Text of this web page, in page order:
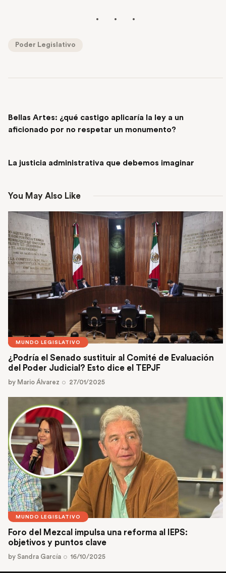
Poder Legislativo
Bellas Artes: ¿qué castigo aplicaría la ley a un
aficionado por no respetar un monumento?
La justicia administrativa que debemos imaginar
You May Also Like
MUNDO LEGISLATIVO
¿Podría el Senado sustituir al Comité de Evaluación
del Poder Judicial? Esto dice el TEPJF
by Mario Álvarez 27/01/2025
MUNDO LEGISLATIVO
Foro del Mezcal impulsa una reforma al IEPS:
objetivos y puntos clave
by Sandra García 16/10/2025